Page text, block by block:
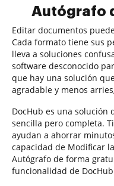
Autógrafo
Editar documentos
Cada formato tiene sus
lleva a soluciones
software desconocido
que hay una solución
agradable y menos
DocHub es una solución
sencilla pero completa.
ayudan a ahorrar
capacidad de Modificar
Autógrafo de forma
funcionalidad de